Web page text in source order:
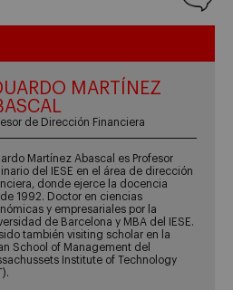
MARTÍNEZ
de Dirección Financiera
Martínez Abascal es Profesor
del IESE en el área de dirección
donde ejerce la docencia
1992. Doctor en ciencias
y empresariales por la
de Barcelona y MBA del IESE.
también visiting scholar en la
School of Management del
Institute of Technology